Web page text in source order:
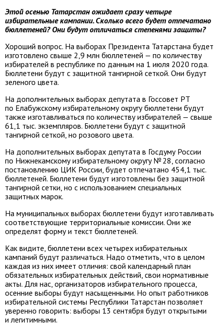
Этой осенью Татарстан ожидает сразу четыре
избирательные кампании. Сколько всего будет отпечатано
бюллетеней? Они будут отличаться степенями защиты?
Хороший вопрос. На выборах Президента Татарстана будет
изготовлено свыше 2,9 млн бюллетеней — по количеству
избирателей в республике по данным на 1 июля 2020 года.
Бюллетени будут с защитной тангирной сеткой. Они будут
зеленого цвета.
На дополнительных выборах депутата в Госсовет РТ
по Елабужскому избирательному округу бюллетени будут
также изготавливаться по количеству избирателей — свыше
61,1 тыс. экземпляров. Бюллетени будут с защитной
тангирной сеткой, но розового цвета.
На дополнительных выборах депутата в Госдуму России
по Нижнекамскому избирательному округу № 28, согласно
постановлению ЦИК России, будет отпечатано 454,1 тыс.
бюллетеней. Бюллетени будут изготовлены без защитной
тангирной сетки, но с использованием специальных
защитных марок.
На муниципальных выборах бюллетени будут изготавливать
соответствующие территориальные комиссии. Они же
определят форму и текст бюллетеней.
Как видите, бюллетени всех четырех избирательных
кампаний будут различаться. Надо отметить, что в целом
каждая из них имеет отличия: свой календарный план
обязательных избирательных действий, свои нормативные
акты. Для нас, организаторов избирательного процесса,
осенние выборы будут насыщенными. Но опыт работников
избирательной системы Республики Татарстан позволяет
уверенно говорить: выборы 13 сентября будут открытыми
и легитимными.